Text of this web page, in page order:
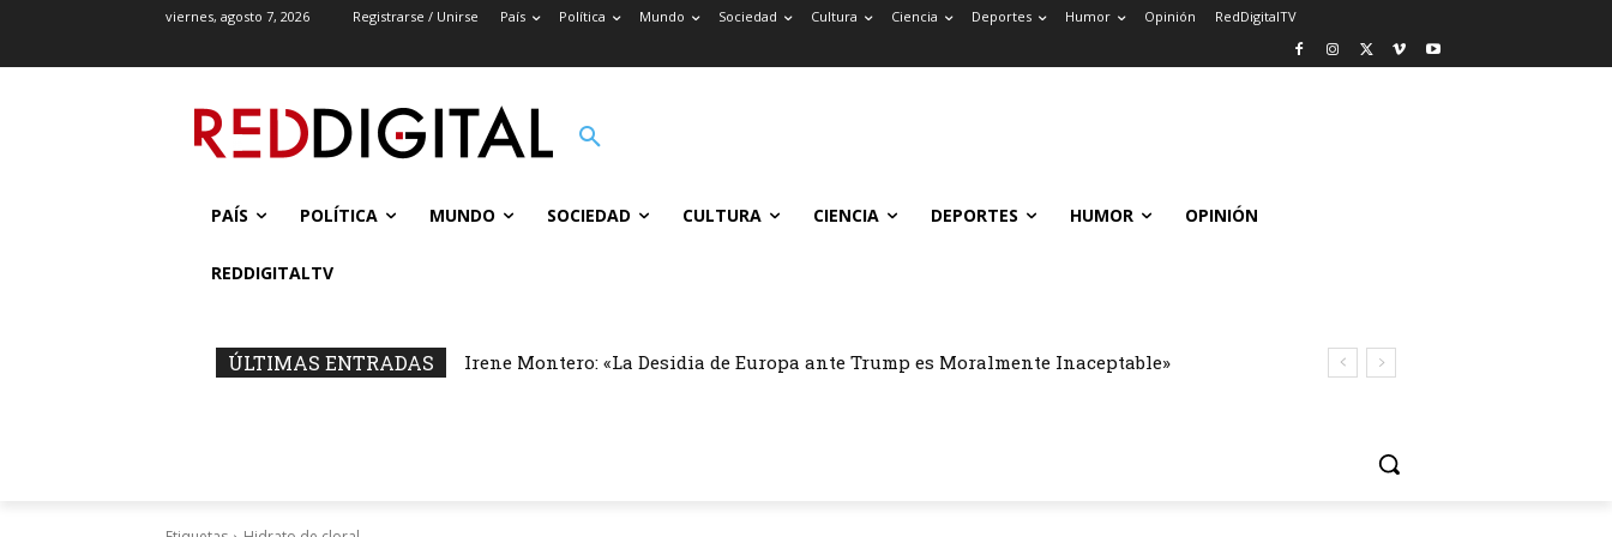
viernes, agosto 7, 2026 Registrarse / Unirse País Política Mundo Sociedad Cultura Ciencia Deportes Humor Opinión RedDigitalTV
PAÍS POLÍTICA MUNDO SOCIEDAD CULTURA CIENCIA DEPORTES HUMOR OPINIÓN
REDDIGITALTV
ÚLTIMAS ENTRADAS Irene Montero: «La Desidia de Europa ante Trump es Moralmente Inaceptable»